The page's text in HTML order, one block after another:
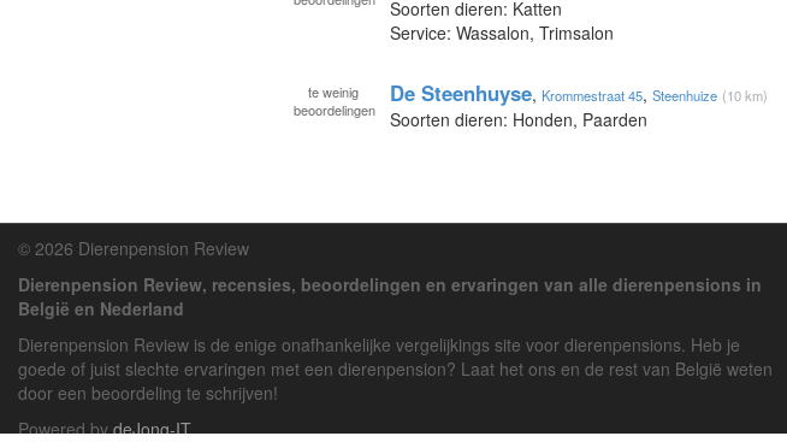
Soorten dieren: Katten
Service: Wassalon, Trimsalon
te weinig
beoordelingen
De Steenhuyse, Krommestraat 45, Steenhuize (10 km)
Soorten dieren: Honden, Paarden
© 2026 Dierenpension Review
Dierenpension Review, recensies, beoordelingen en ervaringen van alle dierenpensions in
België en Nederland
Dierenpension Review is de enige onafhankelijke vergelijkings site voor dierenpensions. Heb je
goede of juist slechte ervaringen met een dierenpension? Laat het ons en de rest van België weten
door een beoordeling te schrijven!
Powered bydeJong-IT